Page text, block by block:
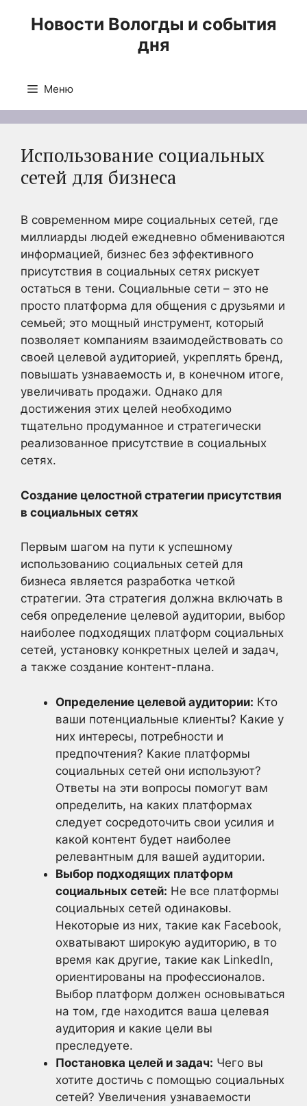
Новости Вологды и события
дня
Меню
Использование социальных
сетей для бизнеса
В современном мире социальных сетей, где
миллиарды людей ежедневно обмениваются
информацией, бизнес без эффективного
присутствия в социальных сетях рискует
остаться в тени. Социальные сети – это не
просто платформа для общения с друзьями и
семьей; это мощный инструмент, который
позволяет компаниям взаимодействовать со
своей целевой аудиторией, укреплять бренд,
повышать узнаваемость и, в конечном итоге,
увеличивать продажи. Однако для
достижения этих целей необходимо
тщательно продуманное и стратегически
реализованное присутствие в социальных
сетях.
Создание целостной стратегии присутствия
в социальных сетях
Первым шагом на пути к успешному
использованию социальных сетей для
бизнеса является разработка четкой
стратегии. Эта стратегия должна включать в
себя определение целевой аудитории, выбор
наиболее подходящих платформ социальных
сетей, установку конкретных целей и задач,
а также создание контент-плана.
Определение целевой аудитории: Кто
ваши потенциальные клиенты? Какие у
них интересы, потребности и
предпочтения? Какие платформы
социальных сетей они используют?
Ответы на эти вопросы помогут вам
определить, на каких платформах
следует сосредоточить свои усилия и
какой контент будет наиболее
релевантным для вашей аудитории.
Выбор подходящих платформ
социальных сетей: Не все платформы
социальных сетей одинаковы.
Некоторые из них, такие как Facebook,
охватывают широкую аудиторию, в то
время как другие, такие как LinkedIn,
ориентированы на профессионалов.
Выбор платформ должен основываться
на том, где находится ваша целевая
аудитория и какие цели вы
преследуете.
Постановка целей и задач: Чего вы
хотите достичь с помощью социальных
сетей? Увеличения узнаваемости